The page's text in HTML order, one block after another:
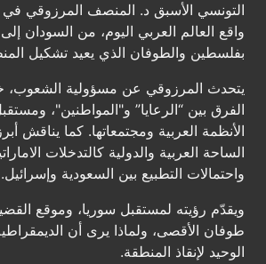
التونسي الأسبق د. المنصف المرزوقي
واقع العالم العربي اليوم، من السودان
بفلسطين والطوفان الذي يعيد تشكيل
يتحدث المرزوقي عن مسؤولية الشعوب،
الفرق بين “الرعايا” و"المواطنين"،
الأنظمة العربية ومجتمعاتها. كما يناقش
الساحة العربية والدولية كالتدخلات
واحتمالات التطبيع بين السعودية وإسرائيل.
ويقدّم رؤيته لمستقبل سوريا، وموقع
طوفان الأقصى، ولماذا يرى أن
الوحيد لإنقاذ المنطقة.